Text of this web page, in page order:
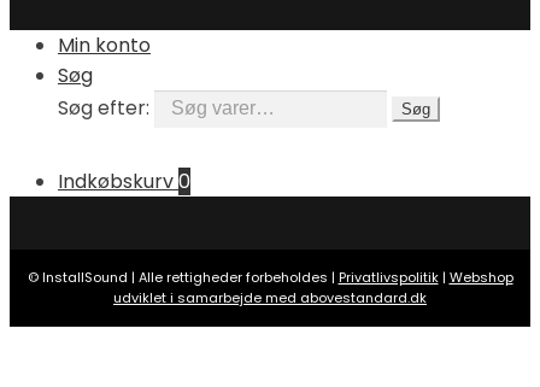
Min konto
Søg
Søg efter:
Søg
Indkøbskurv0
© InstallSound | Alle rettigheder forbeholdes | Privatlivspolitik| Webshop
udviklet i samarbejde med abovestandard.dk